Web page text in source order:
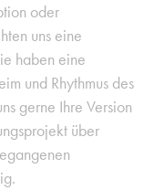
oder
uns eine
haben eine
und Rhythmus des
gerne Ihre Version
über